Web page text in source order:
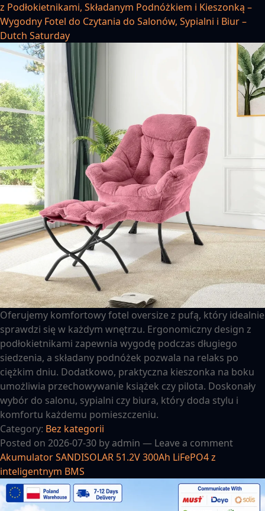
z Podłokietnikami, Składanym Podnóżkiem i Kieszonką –
Wygodny Fotel do Czytania do Salonów, Sypialni i Biur –
Dutch Saturday
Oferujemy komfortowy fotel oversize z pufą, który idealnie
sprawdzi się w każdym wnętrzu. Ergonomiczny design z
podłokietnikami zapewnia wygodę podczas długiego
siedzenia, a składany podnóżek pozwala na relaks po
ciężkim dniu. Dodatkowo, praktyczna kieszonka na boku
umożliwia przechowywanie książek czy pilota. Doskonały
wybór do salonu, sypialni czy biura, który doda stylu i
komfortu każdemu pomieszczeniu.
Category: Bez kategorii
Posted on 2026-07-30 by admin — Leave a comment
Akumulator SANDISOLAR 51.2V 300Ah LiFePO4 z
inteligentnym BMS